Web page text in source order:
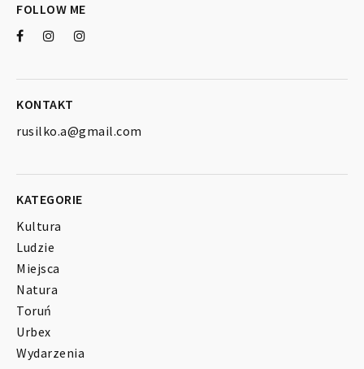
FOLLOW ME
KONTAKT
rusilko.a@gmail.com
KATEGORIE
Kultura
Ludzie
Miejsca
Natura
Toruń
Urbex
Wydarzenia